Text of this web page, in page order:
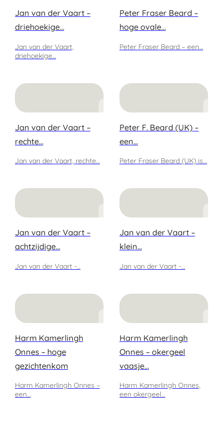
Jan van der Vaart –
driehoekige…
Jan van der Vaart,
driehoekige…
Peter Fraser Beard –
hoge ovale…
Peter Fraser Beard – een…
Jan van der Vaart –
rechte…
Jan van der Vaart, rechte…
Peter F. Beard (UK) –
een…
Peter Fraser Beard (UK) is…
Jan van der Vaart –
achtzijdige…
Jan van der Vaart -…
Jan van der Vaart –
klein…
Jan van der Vaart -…
Harm Kamerlingh
Onnes – hoge
gezichtenkom
Harm Kamerlingh Onnes –
een…
Harm Kamerlingh
Onnes – okergeel
vaasje…
Harm Kamerlingh Onnes,
een okergeel…